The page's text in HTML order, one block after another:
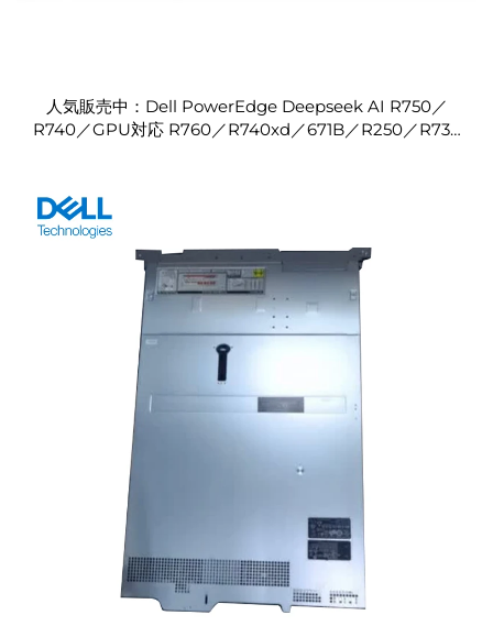
人気販売中：Dell PowerEdge Deepseek AI R750／
R740／GPU対応 R760／R740xd／671B／R250／R730